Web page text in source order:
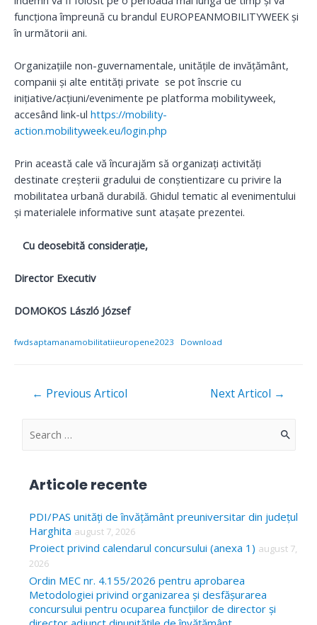
funcționa împreună cu brandul EUROPEANMOBILITYWEEK și
în următorii ani.
Organizațiile non-guvernamentale, unitățile de invățământ,
companii și alte entități private se pot înscrie cu
inițiative/acțiuni/evenimente pe platforma mobilityweek,
accesând link-ul https://mobility-
action.mobilityweek.eu/login.php
Prin această cale vă încurajăm să organizați activități
destinate creșterii gradului de conștientizare cu privire la
mobilitatea urbană durabilă. Ghidul tematic al evenimentului
și materialele informative sunt atașate prezentei.
Cu deosebită consideraţie,
Director Executiv
DOMOKOS László József
fwdsaptamanamobilitatiieuropene2023 Download
Navigare
← Previous Articol Next Articol →
S
c
h
f
o
r
Articole recente
PDI/PAS unități de învățământ preuniversitar din județul
Harghita august 7, 2026
Proiect privind calendarul concursului (anexa 1) august 7,
2026
Ordin MEC nr. 4.155/2026 pentru aprobarea
Metodologiei privind organizarea și desfășurarea
concursului pentru ocuparea funcțiilor de director și